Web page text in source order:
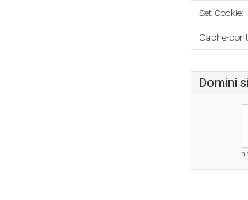
Set-Cookie:
Cache-
Domini